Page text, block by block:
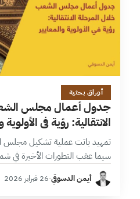
12 دقائق
أوراق بحثية
جدول أعمال مجلس
الانتقالية: رؤية في الأولوية
تمهيد باتت عملية تشكيل مجلس
سيما عقب التطورات الأخيرة في
السويداء، تلك العملية التي مزجت
رئيس…أيمن الدسوقي·26 فبراير 2026